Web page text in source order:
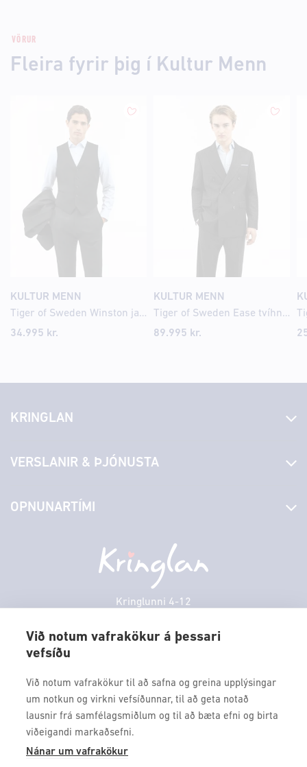
Við notum vafrakökur á þessari
vefsíðu
Við notum vafrakökur til að safna og greina upplýsingar
um notkun og virkni vefsíðunnar, til að geta notað
lausnir frá samfélagsmiðlum og til að bæta efni og birta
viðeigandi markaðsefni.
Nánar um vafrakökur
VÖRUR
Fleira fyrir þig í Kultur Menn
KULTUR MENN
Tiger of Sweden Winston jakkafatavesti
34.995 kr.
KULTUR MENN
Tiger of Sweden Ease tvíhnepptur blazer jakki
89.995 kr.
Kringlunni 4-12
kringlan@kringlan.is
KRINGLAN
Laus störf
Hafðu samband
Persónuverndarstefna
VERSLANIR & ÞJÓNUSTA
Borgarbókasafn
Borgarleikhúsið
Ævintýraland
OPNUNARTÍMI
Föstudagur
VERTU MEÐ
Fáðu forskot á dagskrána okkar og sértilboð með því að skrá